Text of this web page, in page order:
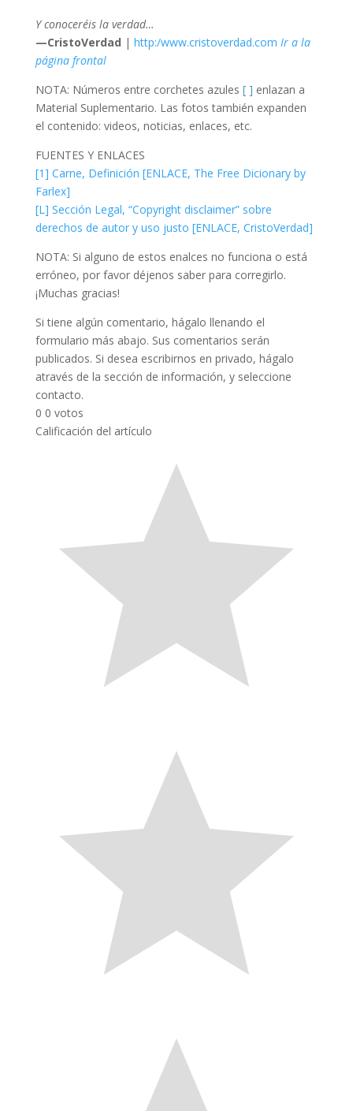
Y conoceréis la verdad…
—CristoVerdad | http:/www.cristoverdad.com Ir a la
página frontal
NOTA: Números entre corchetes azules [ ] enlazan a
Material Suplementario. Las fotos también expanden
el contenido: videos, noticias, enlaces, etc.
FUENTES Y ENLACES
[1] Carne, Definición [ENLACE, The Free Dicionary by
Farlex]
[L] Sección Legal, “Copyright disclaimer” sobre
derechos de autor y uso justo [ENLACE, CristoVerdad]
NOTA: Si alguno de estos enalces no funciona o está
erróneo, por favor déjenos saber para corregirlo.
¡Muchas gracias!
Si tiene algún comentario, hágalo llenando el
formulario más abajo. Sus comentarios serán
publicados. Si desea escribirnos en privado, hágalo
através de la sección de información, y seleccione
contacto.
0 0 votos
Calificación del artículo